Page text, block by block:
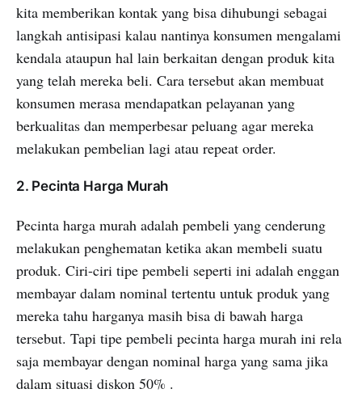
kita memberikan kontak yang bisa dihubungi sebagai
langkah antisipasi kalau nantinya konsumen mengalami
kendala ataupun hal lain berkaitan dengan produk kita
yang telah mereka beli. Cara tersebut akan membuat
konsumen merasa mendapatkan pelayanan yang
berkualitas dan memperbesar peluang agar mereka
melakukan pembelian lagi atau repeat order.
2. Pecinta Harga Murah
Pecinta harga murah adalah pembeli yang cenderung
melakukan penghematan ketika akan membeli suatu
produk. Ciri-ciri tipe pembeli seperti ini adalah enggan
membayar dalam nominal tertentu untuk produk yang
mereka tahu harganya masih bisa di bawah harga
tersebut. Tapi tipe pembeli pecinta harga murah ini rela
saja membayar dengan nominal harga yang sama jika
dalam situasi diskon 50% .